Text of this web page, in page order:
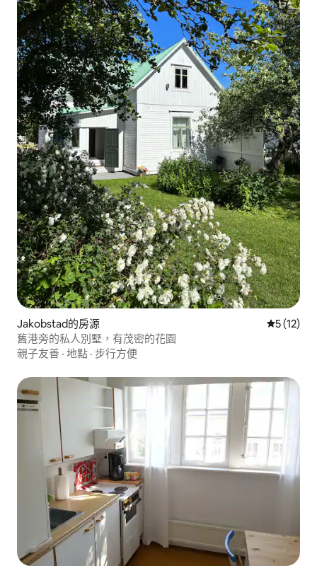
Jakobstad的房源 從 12 則
5 (12)
舊港旁的私人別墅，有茂密的花園
親子友善 · 地點 · 步行方便